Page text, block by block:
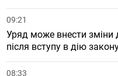
09:21
Уряд може внести зміни
після вступу в дію
08:33